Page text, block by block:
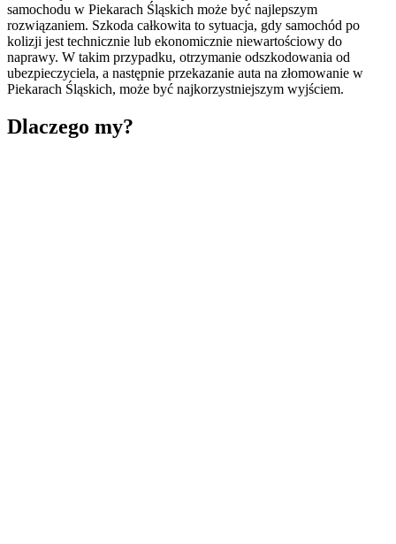
samochodu w Piekarach Śląskich może być najlepszym
rozwiązaniem. Szkoda całkowita to sytuacja, gdy samochód po
kolizji jest technicznie lub ekonomicznie niewartościowy do
naprawy. W takim przypadku, otrzymanie odszkodowania od
ubezpieczyciela, a następnie przekazanie auta na złomowanie w
Piekarach Śląskich, może być najkorzystniejszym wyjściem.
Dlaczego my?